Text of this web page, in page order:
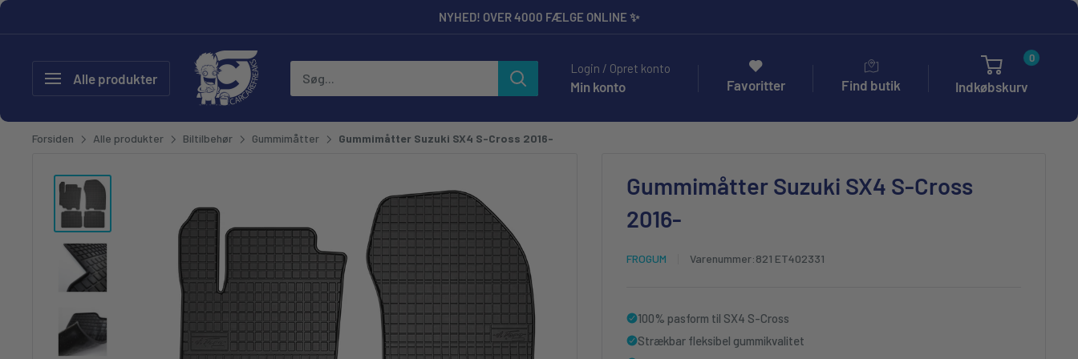
Gå til NYHED! OVER 4000 FÆLGE ONLINE ✨
Alle produkter
CarCare Freaks - Bilpleje & Tilbehør til Entusiaster og Professionelle.Login / Opret konto
Min konto Favoritter Find butik
0
Indkøbskurv
Forsiden Alle produkter Biltilbehør Gummimåtter Gummimåtter Suzuki SX4 S-Cross 2016-
Gummimåtter Suzuki SX4 S-Cross
2016-
FROGUM Varenummer:821 ET402331
100% pasform til SX4 S-Cross
Strækbar fleksibel gummikvalitet